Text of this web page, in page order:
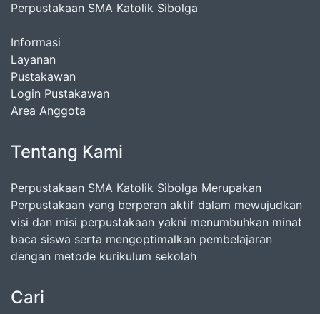
Perpustakaan SMA Katolik Sibolga
Informasi
Layanan
Pustakawan
Login Pustakawan
Area Anggota
Tentang Kami
Perpustakaan SMA Katolik Sibolga Merupakan
Perpustakaan yang berperan aktif dalam mewujudkan
visi dan misi perpustakaan yakni menumbuhkan minat
baca siswa serta mengoptimalkan pembelajaran
dengan metode kurikulum sekolah
Cari